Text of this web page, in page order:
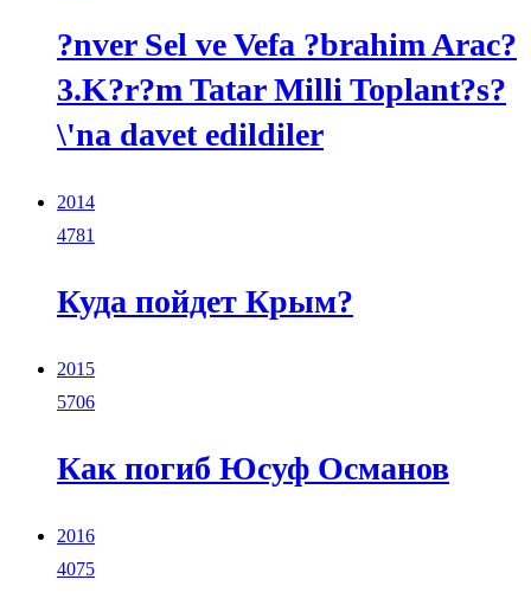
?nver Sel ve Vefa ?brahim Arac?
3.K?r?m Tatar Milli Toplant?s?
\'na davet edildiler
2014
4781
Куда пойдет Крым?
2015
5706
Как погиб Юсуф Османов
2016
4075